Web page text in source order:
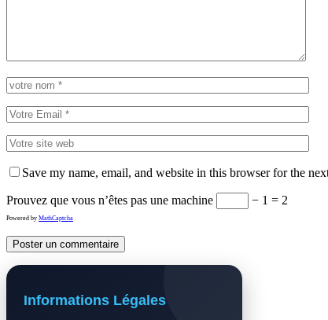
Save my name, email, and website in this browser for the
Prouvez que vous n’êtes pas une machine − 1 = 2
Powered by MathCaptcha
Informations Légales